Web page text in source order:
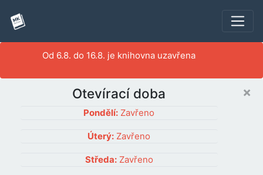
Od 6.8. do 16.8. je knihovna uzavřena
×
Otevírací doba
Pondělí: Zavřeno
Úterý: Zavřeno
Středa:Zavřeno